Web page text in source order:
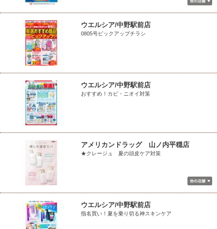
ウエルシア/中野駅前店
0805号ピックアップチラシ
ウエルシア/中野駅前店
おすすめ！カビ・ニオイ対策
アメリカンドラッグ 山ノ内平穏店
★クレージュ 夏の頭皮ケア対策
ウエルシア/中野駅前店
指名買い！夏を乗り切る神スキンケア